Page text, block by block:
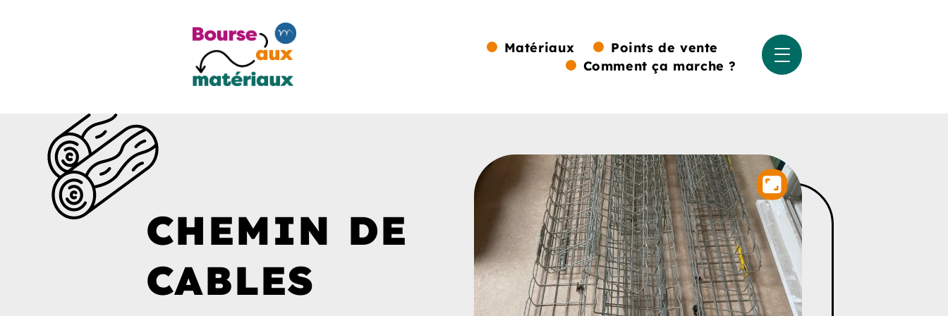
Matériaux
Points de vente
Comment ça marche ?
CHEMIN DE
CABLES